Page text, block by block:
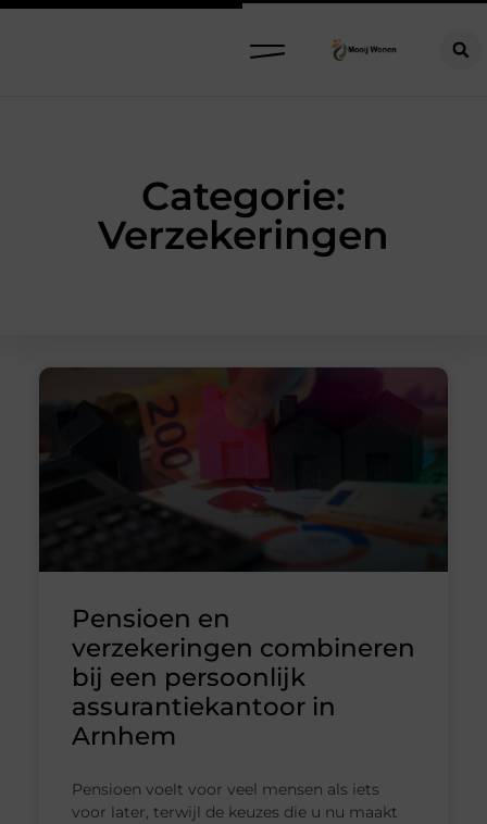
Categorie:
Verzekeringen
Pensioen en
verzekeringen combineren
bij een persoonlijk
assurantiekantoor in
Arnhem
Pensioen voelt voor veel mensen als iets
voor later, terwijl de keuzes die u nu maakt